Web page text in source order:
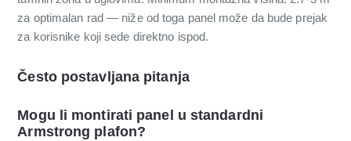
za optimalan rad — niže od toga panel može da bude prejak
za korisnike koji sede direktno ispod.
Često postavljana pitanja
Mogu li montirati panel u standardni
Armstrong plafon?